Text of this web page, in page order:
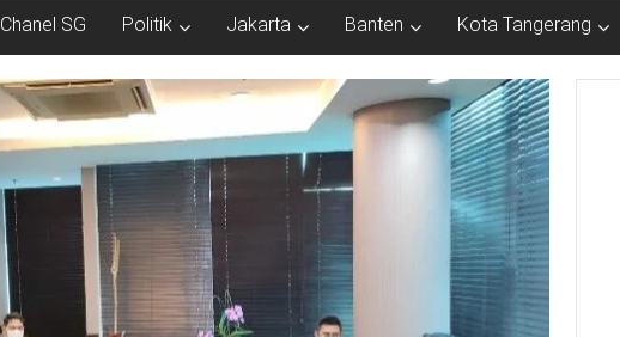
Chanel SG Politik Jakarta Banten Kota Tangerang